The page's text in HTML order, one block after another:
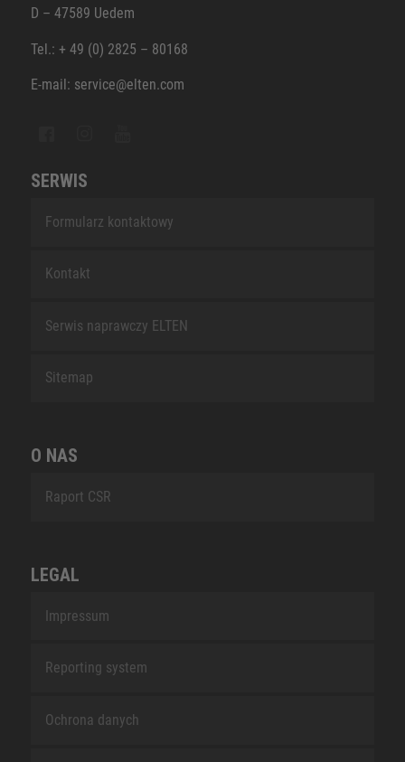
D – 47589 Uedem
Tel.: + 49 (0) 2825 – 80168
E-mail: service@elten.com
SERWIS
Formularz kontaktowy
Kontakt
Serwis naprawczy ELTEN
Sitemap
O NAS
Raport CSR
LEGAL
Impressum
Reporting system
Ochrona danych